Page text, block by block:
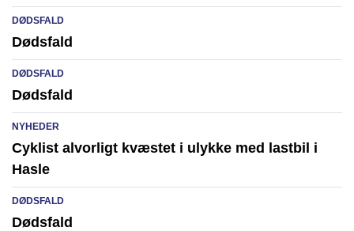
DØDSFALD
Dødsfald
DØDSFALD
Dødsfald
NYHEDER
Cyklist alvorligt kvæstet i ulykke med lastbil i
Hasle
DØDSFALD
Dødsfald